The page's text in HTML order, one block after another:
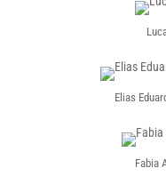
Elias
Fabia